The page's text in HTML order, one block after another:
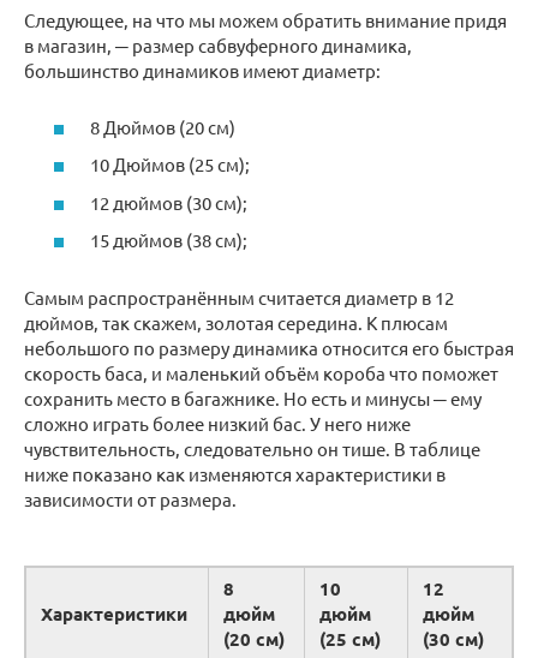
Следующее, на что мы можем обратить внимание придя
в магазин, ─ размер сабвуферного динамика,
большинство динамиков имеют диаметр:
8 Дюймов (20 см)
10 Дюймов (25 см);
12 дюймов (30 см);
15 дюймов (38 см);
Самым распространённым считается диаметр в 12
дюймов, так скажем, золотая середина. К плюсам
небольшого по размеру динамика относится его быстрая
скорость баса, и маленький объём короба что поможет
сохранить место в багажнике. Но есть и минусы ─ ему
сложно играть более низкий бас. У него ниже
чувствительность, следовательно он тише. В таблице
ниже показано как изменяются характеристики в
зависимости от размера.
Характеристики
8
дюйм
(20 см)
10
дюйм
(25 см)
12
дюйм
(30 см)